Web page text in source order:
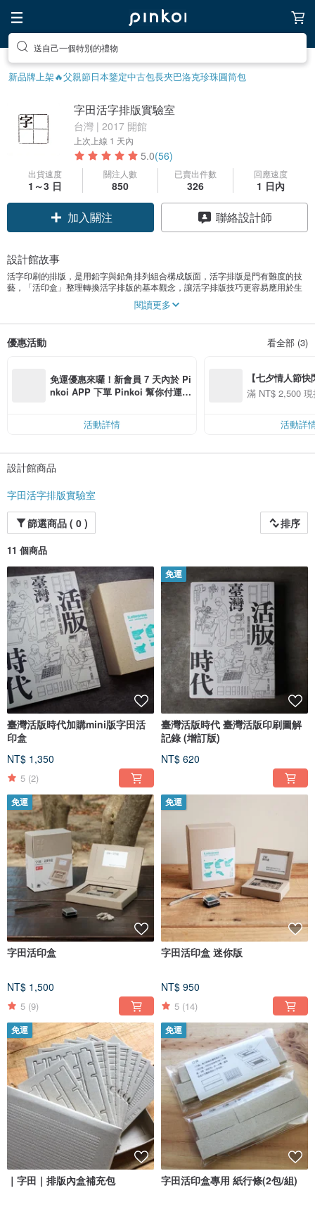
送自己一個特別的禮物
新品牌上架🔥父親節日本鑒定中古包長夾巴洛克珍珠圓筒包
字田活字排版實驗室
台灣 | 2017 開館
上次上線 1 天內
5.0(56)
出貨速度
1～3 日
關注人數
850
已賣出件數
326
回應速度
1 日內
加入關注 聯絡設計師
設計館故事
活字印刷的排版，是用鉛字與鉛角排列組合構成版面，活字排版是門有難度的技
藝，「活印盒」整理轉換活字排版的基本觀念，讓活字排版技巧更容易應用於生
活中，也希望藉由「活印盒」引起更多人興趣，進一步了解活版印刷，延續活字
可當隨身名片盒與印製自己的故事小書。
閱讀更多
優惠活動 看全部 (3)
免運優惠來囉！新會員 7 天內於 Pi
nkoi APP 下單 Pinkoi 幫你付運
活動詳情
【七夕情人節
用 APP 購買任
00 現折 NT$100
滿 NT$ 2,500
活動詳
設計館商品
字田活字排版實驗室
篩選商品 ( 0 )
排序
11 個商品
臺灣活版時代加購mini版字田活
印盒
NT$ 1,350
5 (2)
免運
臺灣活版時代 臺灣活版印刷圖解
記錄 (增訂版)
NT$ 620
免運
字田活印盒
NT$ 1,500
5 (9)
免運
字田活印盒 迷你版
NT$ 950
5 (14)
免運
｜字田｜排版內盒補充包
免運
字田活印盒專用 紙行條(2包/組)